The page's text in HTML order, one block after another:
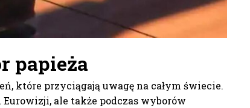
papieża
które przyciągają uwagę na całym świecie.
ale także podczas wyborów